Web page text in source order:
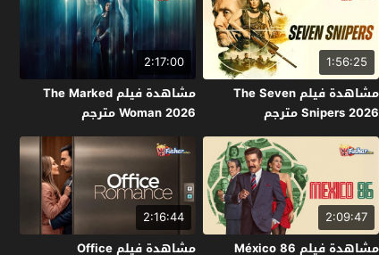
1:56:25
مشاهدة فيلم The Seven
Snipers 2026 مترجم
2:17:00
مشاهدة فيلم The Marked
Woman 2026 مترجم
2:09:47
مشاهدة فيلم México 86
2:16:44
مشاهدة فيلم Office